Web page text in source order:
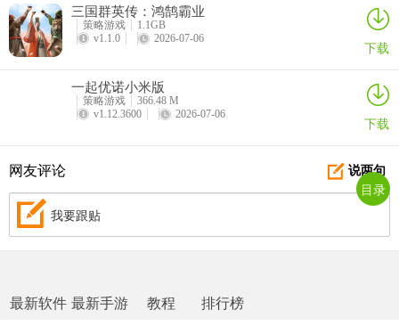
5、最后玩家就可以根据自己的想法来自由建设庇护所了。
三国群英传：鸿鹄霸业
策略游戏
1.1GB
v1.1.0
2026-07-06 下载
一起优诺小米版
策略游戏
366.48 M
v1.12.3600
2026-07-06 下载
说两句
网友评论
我要跟贴
最新软件 最新手游 教程 排行榜
目录